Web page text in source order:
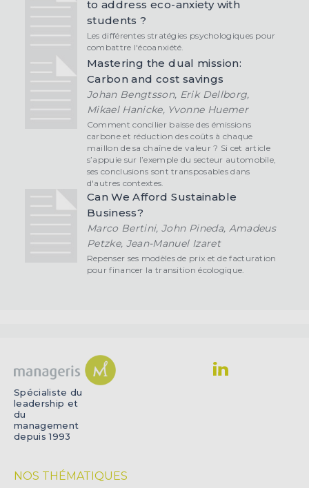
to address eco-anxiety with
students ?
Les différentes stratégies psychologiques pour
combattre l'écoanxiété.
Mastering the dual mission:
Carbon and cost savings
Johan Bengtsson, Erik Dellborg,
Mikael Hanicke, Yvonne Huemer
Comment concilier baisse des émissions
carbone et réduction des coûts à chaque
maillon de sa chaîne de valeur ? Si cet article
s’appuie sur l’exemple du secteur automobile,
ses conclusions sont transposables dans
d'autres contextes.
Can We Afford Sustainable
Business?
Marco Bertini, John Pineda, Amadeus
Petzke, Jean-Manuel Izaret
Repenser ses modèles de prix et de facturation
pour financer la transition écologique.
Spécialiste du
leadership et
du
management
depuis 1993
NOS THÉMATIQUES